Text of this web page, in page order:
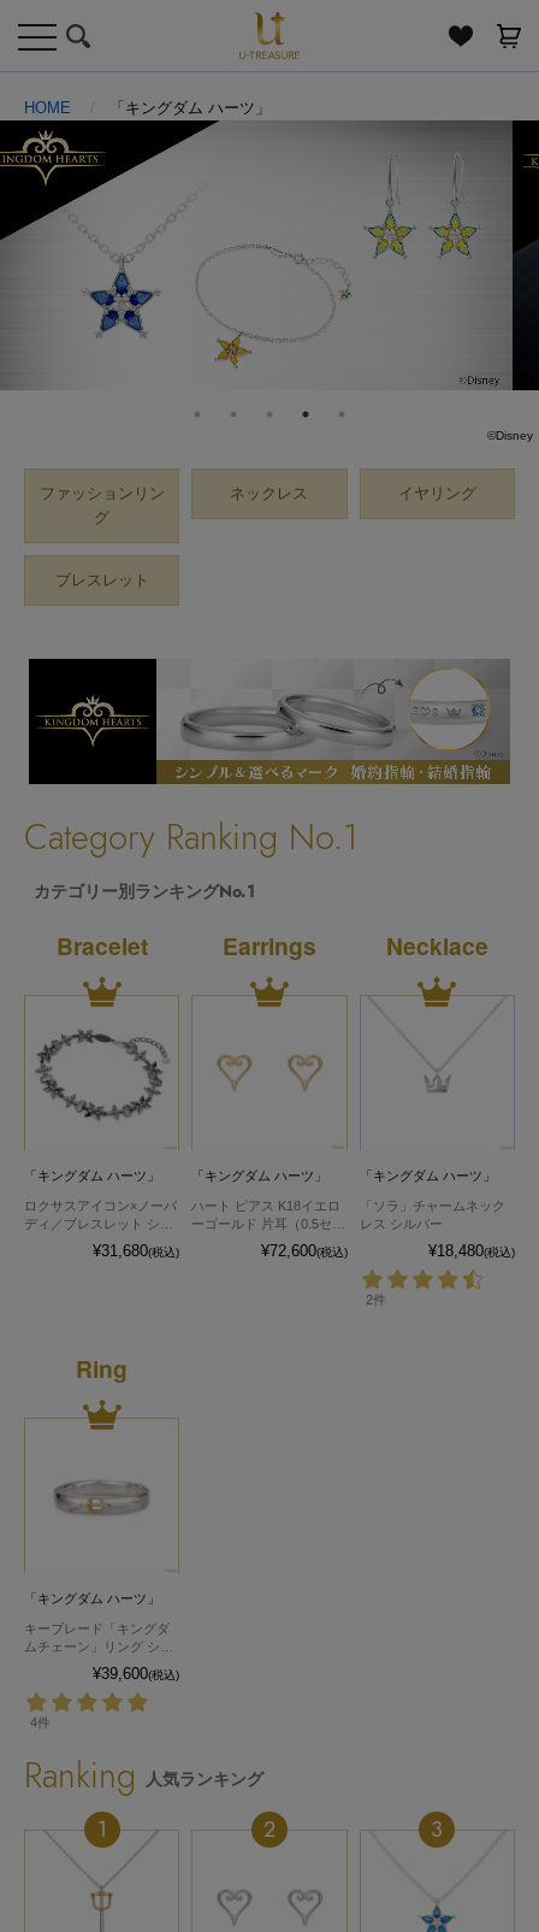
toggle
navigation
HOME 「キングダム ハーツ」
©Disney
ファッションリン
グ
ネックレス イヤリング
ブレスレット
Category Ranking No.1
カテゴリー別ランキングNo.1
Bracelet
「キングダム ハーツ」
ロクサスアイコン×ノーバ
ディ／ブレスレット シル
¥31,680(税込)
Earrings
「キングダム ハーツ」
ハート ピアス K18イエロ
ーゴールド 片耳（0.5セッ
¥72,600(税込)
Necklace
「キングダム ハーツ」
「ソラ」チャームネック
レス シルバー
¥18,480(税込)
2件
Ring
「キングダム ハーツ」
キーブレード「キングダ
ムチェーン」リング シル
¥39,600(税込)
4件
Ranking 人気ランキング
1 2 3